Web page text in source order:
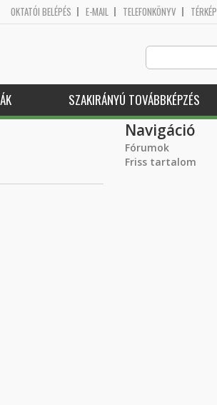
OKTATÓI BELÉPÉS E-MAIL TELEFONKÖNYV TÉRKÉP
SZAKIRÁNYÚ TOVÁBBKÉPZÉS
Navigáció
Fórumok
Friss tartalom